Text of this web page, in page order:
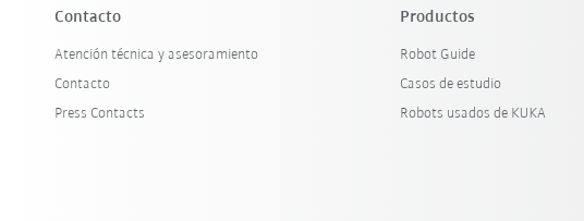
Contacto
Atención técnica y asesoramiento
Contacto
Press Contacts
Productos
Robot Guide
Casos de estudio
Robots usados de KUKA